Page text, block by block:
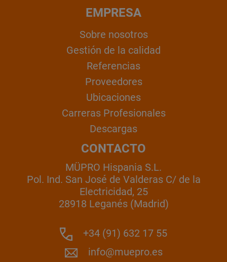
EMPRESA
Sobre nosotros
Gestión de la calidad
Referencias
Proveedores
Ubicaciones
Carreras Profesionales
Descargas
CONTACTO
MÜPRO Hispania S.L.
Pol. Ind. San José de Valderas C/ de la
Electricidad, 25
28918 Leganés (Madrid)
+34 (91) 632 17 55
info@muepro.es